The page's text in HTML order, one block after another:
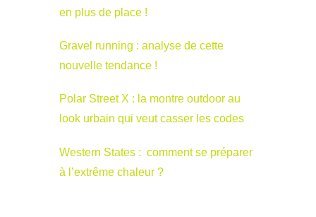
en plus de place !
Gravel running : analyse de cette
nouvelle tendance !
Polar Street X : la montre outdoor au
look urbain qui veut casser les codes
Western States : comment se préparer
à l’extrême chaleur ?